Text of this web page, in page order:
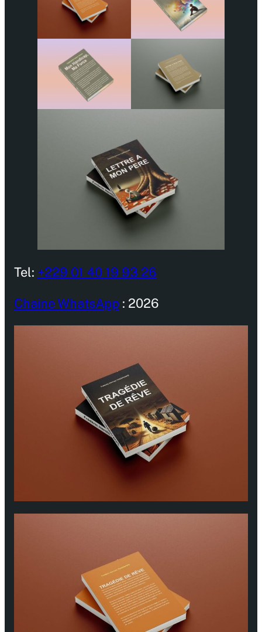
Tel: +229 01 40 19 93 26
Chaine WhatsApp : 2026